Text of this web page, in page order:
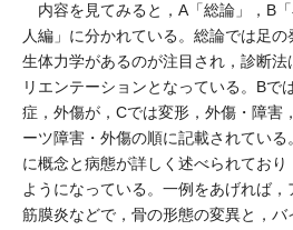
内容を見てみると，A「総論」，B
人編」に分かれている。総論では足
生体力学があるのが注目され，診断
リエンテーションとなっている。Bで
症，外傷が，Cでは変形，外傷・障害
ーツ障害・外傷の順に記載されてい
に概念と病態が詳しく述べられてお
ようになっている。一例をあげれば
筋膜炎などで，骨の形態の変異と，